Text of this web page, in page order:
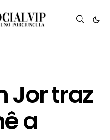
Jor traz
a